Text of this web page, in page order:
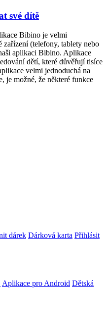
své dítě
Bibino je velmi
zařízení (telefony, tablety nebo
aplikaci Bibino. Aplikace
dětí, které důvěřují tisíce
velmi jednoduchá na
je možné, že některé funkce
dárek Dárková karta Přihlásit
Aplikace pro Android Dětská